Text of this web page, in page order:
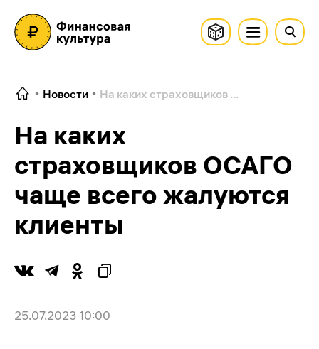
Новости На каких страховщиков ...
На каких
страховщиков ОСАГО
чаще всего жалуются
клиенты
25.07.2023 10:00